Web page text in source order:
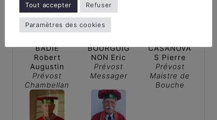
BADIE
Robert
Augustin
Prévost
Chambellan
BOURGUIG
NON Eric
Prévost
Messager
CASANOVA
S Pierre
Prévost
Maistre de
Bouche
Tout accepter Refuser
Paramètres des cookies